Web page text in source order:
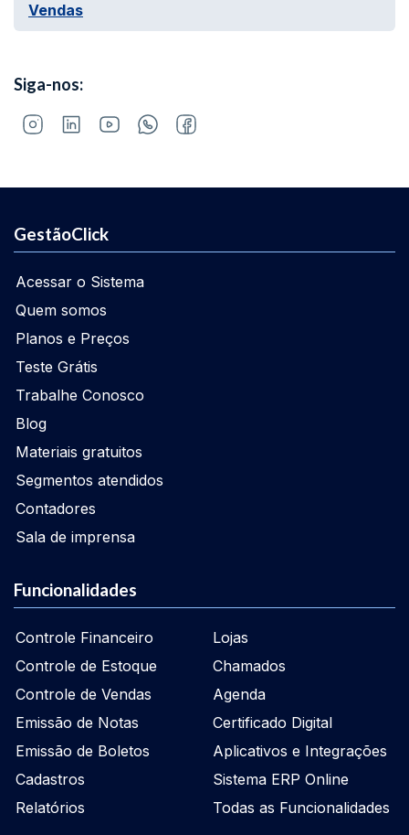
Vendas
Siga-nos:
GestãoClick
Acessar o Sistema
Quem somos
Planos e Preços
Teste Grátis
Trabalhe Conosco
Blog
Materiais gratuitos
Segmentos atendidos
Contadores
Sala de imprensa
Funcionalidades
Controle Financeiro
Controle de Estoque
Controle de Vendas
Emissão de Notas
Emissão de Boletos
Cadastros
Relatórios
Lojas
Chamados
Agenda
Certificado Digital
Aplicativos e Integrações
Sistema ERP Online
Todas as Funcionalidades